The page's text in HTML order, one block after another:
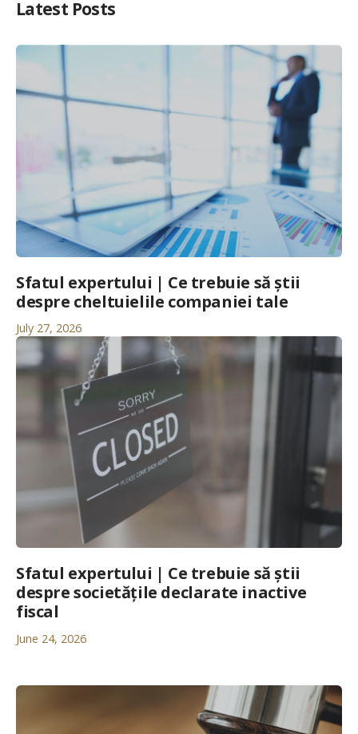
Latest Posts
Sfatul expertului | Ce trebuie să știi
despre cheltuielile companiei tale
July 27, 2026
Sfatul expertului | Ce trebuie să știi
despre societățile declarate inactive
fiscal
June 24, 2026